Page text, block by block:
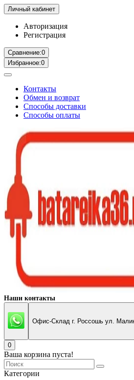
Личный кабинет
Авторизация
Регистрация
Сравнение:0
Избранное:0
Контакты
Обмен и возврат
Способы доставки
Способы оплаты
Наши контакты
Офис-Склад г. Россошь ул.
0
Ваша корзина пуста!
Категории